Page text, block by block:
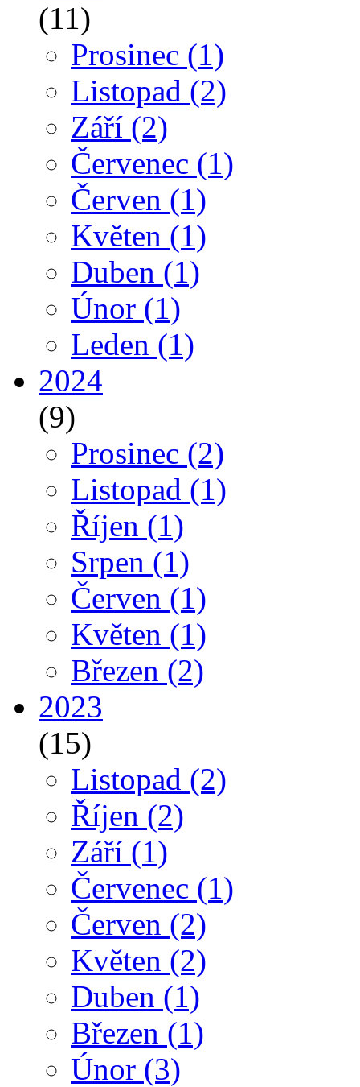
(11)
Prosinec (1)
Listopad (2)
Září (2)
Červenec (1)
Červen (1)
Květen (1)
Duben (1)
Únor (1)
Leden (1)
2024
(9)
Prosinec (2)
Listopad (1)
Říjen (1)
Srpen (1)
Červen (1)
Květen (1)
Březen (2)
2023
(15)
Listopad (2)
Říjen (2)
Září (1)
Červenec (1)
Červen (2)
Květen (2)
Duben (1)
Březen (1)
Únor (3)